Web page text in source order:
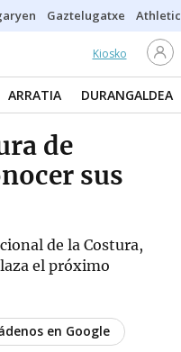
Gaztelugatxe Athletic
Kiosko
ARRATIA DURANGALDEA
de
sus
de la Costura,
el próximo
en Google